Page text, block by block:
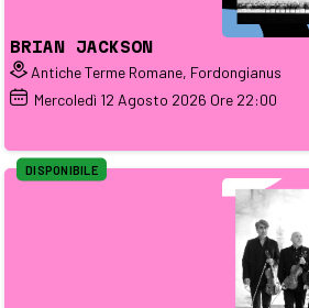
BRIAN JACKSON
Antiche Terme Romane, Fordongianus
Mercoledì 12 Agosto 2026 Ore 22:00
DISPONIBILE